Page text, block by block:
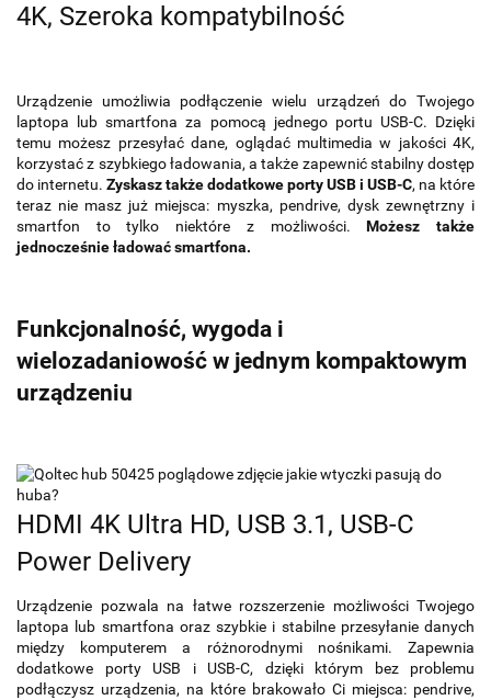
4K, Szeroka kompatybilność
Urządzenie umożliwia podłączenie wielu urządzeń do Twojego
laptopa lub smartfona za pomocą jednego portu USB-C. Dzięki
temu możesz przesyłać dane, oglądać multimedia w jakości 4K,
korzystać z szybkiego ładowania, a także zapewnić stabilny dostęp
do internetu. Zyskasz także dodatkowe porty USB i USB-C, na które
teraz nie masz już miejsca: myszka, pendrive, dysk zewnętrzny i
smartfon to tylko niektóre z możliwości.Możesz także
jednocześnie ładować smartfona.
Funkcjonalność, wygoda i
wielozadaniowość w jednym kompaktowym
urządzeniu
HDMI 4K Ultra HD, USB 3.1, USB-C
Power Delivery
Urządzenie pozwala na łatwe rozszerzenie możliwości Twojego
laptopa lub smartfona oraz szybkie i stabilne przesyłanie danych
między komputerem a różnorodnymi nośnikami. Zapewnia
dodatkowe porty USB i USB-C, dzięki którym bez problemu
podłączysz urządzenia, na które brakowało Ci miejsca: pendrive,